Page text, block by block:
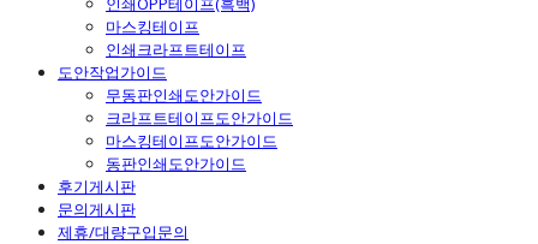
마스킹테이프
인쇄크라프트테이프
도안작업가이드
무동판인쇄도안가이드
크라프트테이프도안가이드
마스킹테이프도안가이드
동판인쇄도안가이드
후기게시판
문의게시판
제휴/대량구입문의